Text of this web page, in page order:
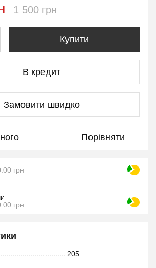
1 500 грн
Купити
В кредит
Замовити швидко
Порівняти
грн
грн
205